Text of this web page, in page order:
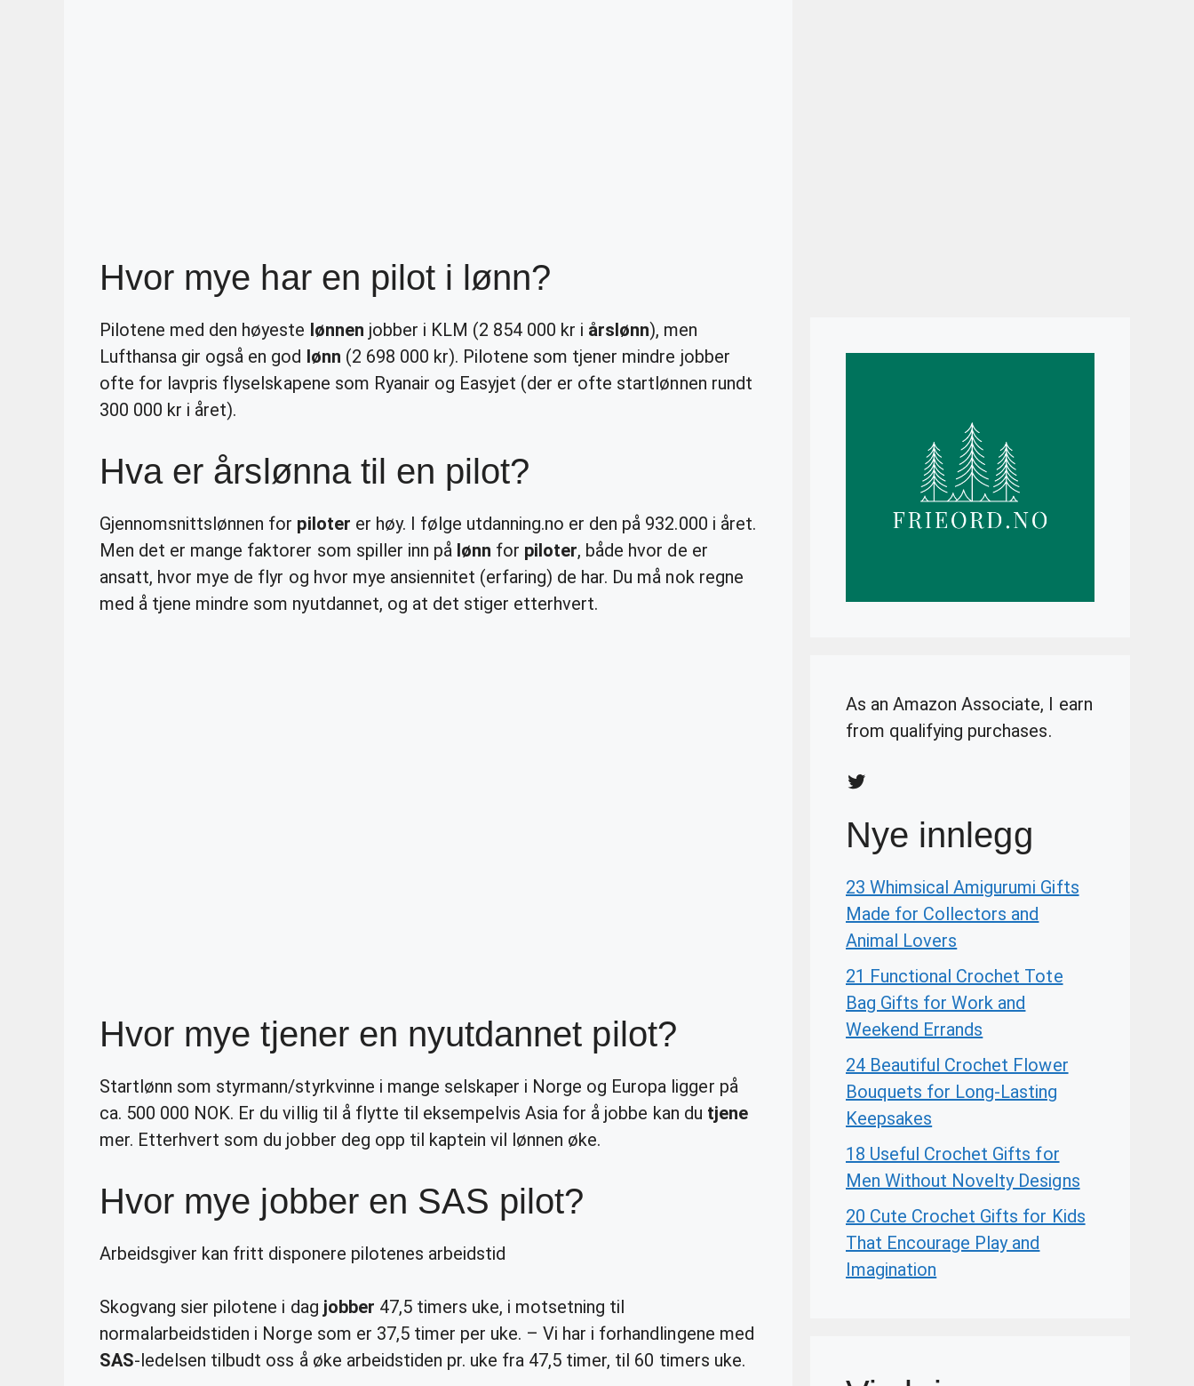
Hvor mye har en pilot i lønn?
Pilotene med den høyeste lønnen jobber i KLM (2 854 000 kr i årslønn), men
Lufthansa gir også en god lønn (2 698 000 kr). Pilotene som tjener mindre jobber
ofte for lavpris flyselskapene som Ryanair og Easyjet (der er ofte startlønnen rundt
300 000 kr i året).
Hva er årslønna til en pilot?
Gjennomsnittslønnen for piloter er høy. I følge utdanning.no er den på 932.000 i året.
Men det er mange faktorer som spiller inn på lønn for piloter, både hvor de er
ansatt, hvor mye de flyr og hvor mye ansiennitet (erfaring) de har. Du må nok regne
med å tjene mindre som nyutdannet, og at det stiger etterhvert.
Hvor mye tjener en nyutdannet pilot?
Startlønn som styrmann/styrkvinne i mange selskaper i Norge og Europa ligger på
ca. 500 000 NOK. Er du villig til å flytte til eksempelvis Asia for å jobbe kan du tjene
mer. Etterhvert som du jobber deg opp til kaptein vil lønnen øke.
Hvor mye jobber en SAS pilot?
Arbeidsgiver kan fritt disponere pilotenes arbeidstid
Skogvang sier pilotene i dag jobber 47,5 timers uke, i motsetning til
normalarbeidstiden i Norge som er 37,5 timer per uke. – Vi har i forhandlingene med
SAS-ledelsen tilbudt oss å øke arbeidstiden pr. uke fra 47,5 timer, til 60 timers uke.
As an Amazon Associate, I earn
from qualifying purchases.
Twitter
Nye innlegg
23 Whimsical Amigurumi Gifts
Made for Collectors and
Animal Lovers
21 Functional Crochet Tote
Bag Gifts for Work and
Weekend Errands
24 Beautiful Crochet Flower
Bouquets for Long-Lasting
Keepsakes
18 Useful Crochet Gifts for
Men Without Novelty Designs
20 Cute Crochet Gifts for Kids
That Encourage Play and
Imagination